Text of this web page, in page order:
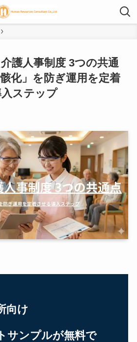
護人事制度 3つの共通
化」を防ぎ運用を定着
ステップ
向け
サンプルが無料で